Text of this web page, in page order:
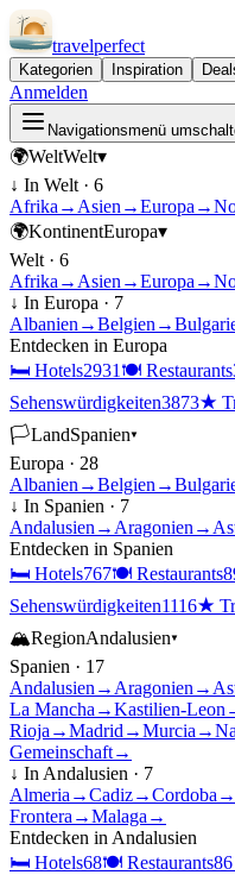
travelperfect
Kategorien Inspiration
Anmelden
Navigationsmenü
🌍WeltWelt▾
↓ In Welt · 6
Afrika → Asien →Europa →
🌍KontinentEuropa▾
Welt · 6
Afrika → Asien →Europa →
↓ In Europa · 7
Albanien →Belgien →
Entdecken in Europa
🛏 Hotels2931 🍽 Restaurants
Sehenswürdigkeiten3873★
🏳LandSpanien▾
Europa · 28
Albanien →Belgien →
↓ In Spanien · 7
Andalusien → Aragonien →
Entdecken in Spanien
🛏 Hotels767🍽 Restaurants
Sehenswürdigkeiten1116★
🏔RegionAndalusien▾
Spanien · 17
Andalusien → Aragonien →
La Mancha →Kastilien-Leon
Rioja →Madrid →Murcia →
Gemeinschaft→
↓ In Andalusien · 7
Almeria →Cadiz→Cordoba →
Frontera →Malaga →
Entdecken in Andalusien
🛏 Hotels68🍽 Restaurants86